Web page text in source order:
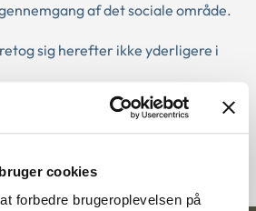
cookies
forbedre brugeroplevelsen på
af det sociale område.
sig herefter ikke yderligere i